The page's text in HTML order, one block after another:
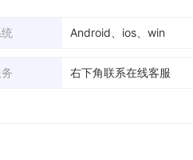
Android、ios、win
右下角联系在线客服